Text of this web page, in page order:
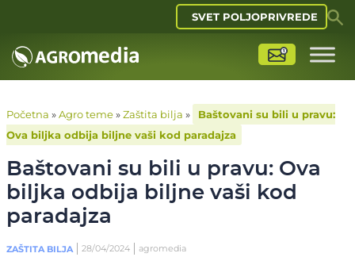
SVET POLJOPRIVREDE
Početna »Agro teme»Zaštita bilja »
Baštovani su bili u pravu:
Ova biljka odbija biljne vaši kod paradajza
Baštovani su bili u pravu: Ova
biljka odbija biljne vaši kod
paradajza
ZAŠTITA BILJA 28/04/2024 agromedia